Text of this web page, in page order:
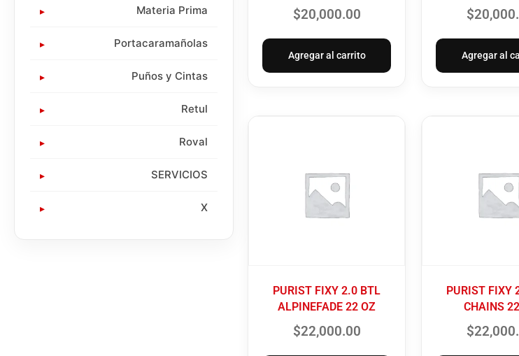
Materia Prima
Portacaramañolas
Puños y Cintas
Retul
Roval
SERVICIOS
X
$20,000.00
Agregar al carrito
$
Agregar al
PURIST FIXY 2.0 BTL
ALPINEFADE 22 OZ
$22,000.00
PURIST FIXY
CHAINS
$